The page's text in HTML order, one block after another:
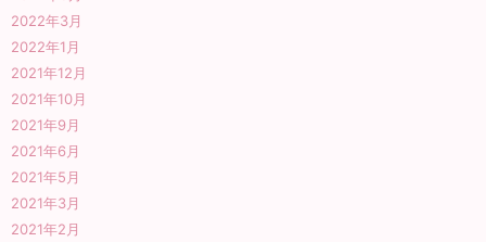
2022年3月
2022年1月
2021年12月
2021年10月
2021年9月
2021年6月
2021年5月
2021年3月
2021年2月